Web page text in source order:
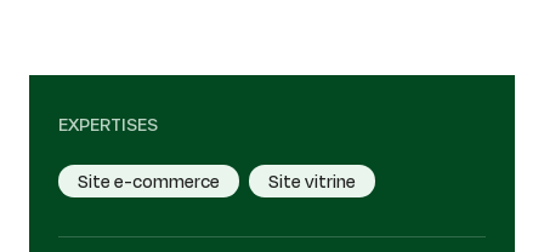
EXPERTISES
Site e-commerce Site vitrine